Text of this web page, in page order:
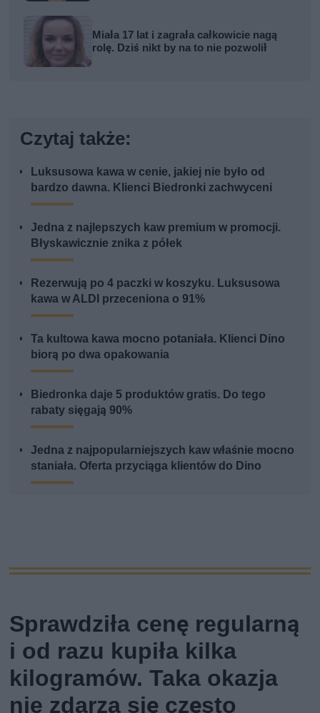
Miała 17 lat i zagrała całkowicie nagą
rolę. Dziś nikt by na to nie pozwolił
Czytaj także:
Luksusowa kawa w cenie, jakiej nie było od
bardzo dawna. Klienci Biedronki zachwyceni
Jedna z najlepszych kaw premium w promocji.
Błyskawicznie znika z półek
Rezerwują po 4 paczki w koszyku. Luksusowa
kawa w ALDI przeceniona o 91%
Ta kultowa kawa mocno potaniała. Klienci Dino
biorą po dwa opakowania
Biedronka daje 5 produktów gratis. Do tego
rabaty sięgają 90%
Jedna z najpopularniejszych kaw właśnie mocno
staniała. Oferta przyciąga klientów do Dino
Sprawdziła cenę regularną
i od razu kupiła kilka
kilogramów. Taka okazja
nie zdarza się często